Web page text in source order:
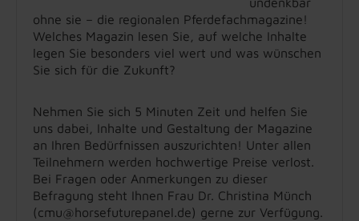
ohne sie – die regionalen Pferdefachmagazine!
Welches Magazin lesen Sie, auf welche Inhalte
legen Sie besonders viel wert und was wünschen
Sie sich für die Zukunft?
Nehmen Sie sich 5 Minuten Zeit und helfen Sie
uns dabei, Inhalte und Gestaltung der Magazine
an Ihren Bedürfnissen auszurichten! Unter allen
Teilnehmern werden hochwertige Preise verlost.
Bei Fragen oder Anmerkungen zu dieser
Befragung steht Ihnen Frau Dr. Christina Münch
(cmu@horsefuturepanel.de) gerne zur Verfügung.